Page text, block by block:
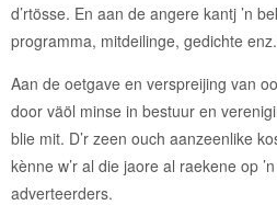
d’rtösse. En aan de angere kantj ’n
programma, mitdeilinge, gedichte enz.
Aan de oetgave en verspreijing van
door väöl minse in bestuur en
blie mit. D’r zeen ouch aanzeenlike
kènne w’r al die jaore al raekene op
adverteerders.